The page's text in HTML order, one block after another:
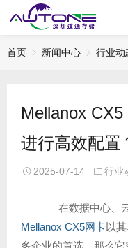
首页 新闻中心 行业动
Mellanox
进行高效配置
2025-07-14 行业
在数据中心、云
Mellanox CX5网卡以
多企业的首选。那么